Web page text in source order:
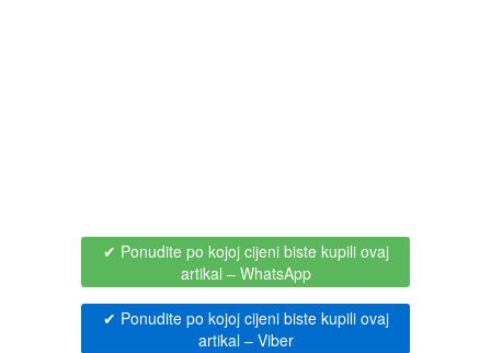
DUH I TELO
EDUKATIVNI
✔ Ponudite po kojoj cijeni biste kupili ovaj
artikal – WhatsApp
✔ Ponudite po kojoj cijeni biste kupili ovaj
artikal– Viber